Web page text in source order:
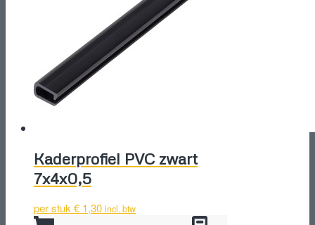
Kaderprofiel PVC zwart
7x4x0,5
per stuk€ 1,30 incl. btw